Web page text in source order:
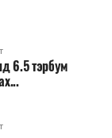
2.5 цаг
үр ашиггүй
өдөрт
аж.
6.5 тэрбум